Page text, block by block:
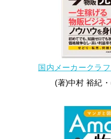
国内メーカークラ
(著)中村 裕紀